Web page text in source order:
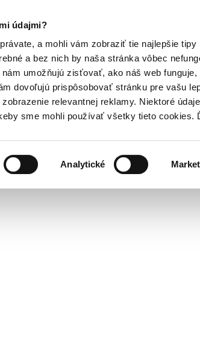
údajmi?
a mohli vám zobraziť tie najlepšie tipy
a bez nich by naša stránka vôbec
umožňujú zisťovať, ako náš web funguje,
dovoľujú prispôsobovať stránku pre vašu
relevantnej reklamy. Niektoré
sme mohli používať všetky tieto cookies.
Analytické